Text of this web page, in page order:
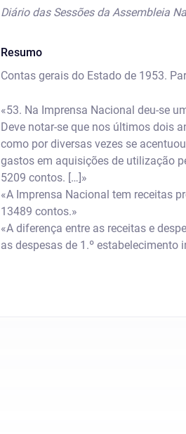
Diário das Sessões da Assembleia
Resumo
Contas gerais do Estado de 1953.
«53. Na Imprensa Nacional deu-se
Deve notar-se que nos últimos dois
como por diversas vezes se
gastos em aquisições de utilização
5209 contos. […]»
«A Imprensa Nacional tem receitas
13489 contos.»
«A diferença entre as receitas e
as despesas de 1.º estabelecimento